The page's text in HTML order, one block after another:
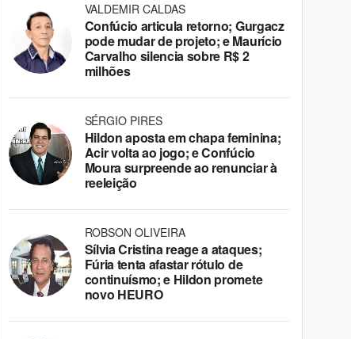
VALDEMIR CALDAS
Confúcio articula retorno; Gurgacz
pode mudar de projeto; e Maurício
Carvalho silencia sobre R$ 2
milhões
SÉRGIO PIRES
Hildon aposta em chapa feminina;
Acir volta ao jogo; e Confúcio
Moura surpreende ao renunciar à
reeleição
ROBSON OLIVEIRA
Sílvia Cristina reage a ataques;
Fúria tenta afastar rótulo de
continuísmo; e Hildon promete
novo HEURO